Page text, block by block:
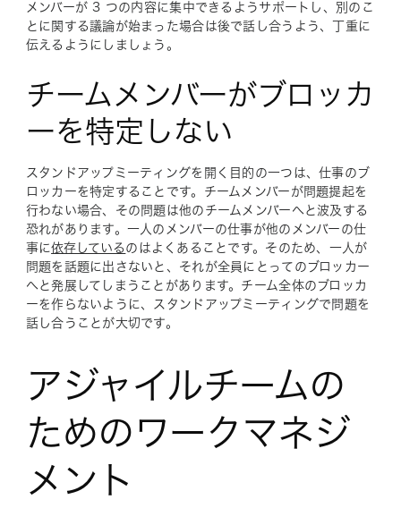
メンバーが 3 つの内容に集中できるようサポートし、別のこ
とに関する議論が始まった場合は後で話し合うよう、丁重に
伝えるようにしましょう。
チームメンバーがブロッカ
ーを特定しない
スタンドアップミーティングを開く目的の一つは、仕事のブ
ロッカーを特定することです。チームメンバーが問題提起を
行わない場合、その問題は他のチームメンバーへと波及する
恐れがあります。一人のメンバーの仕事が他のメンバーの仕
事に依存している のはよくあることです。そのため、一人が
問題を話題に出さないと、それが全員にとってのブロッカー
へと発展してしまうことがあります。チーム全体のブロッカ
ーを作らないように、スタンドアップミーティングで問題を
話し合うことが大切です。
アジャイルチームの
ためのワークマネジ
メント